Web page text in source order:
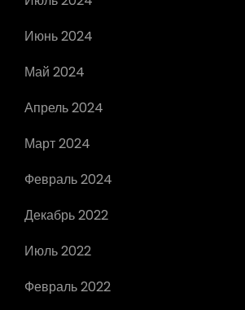
Июнь 2024
Май 2024
Апрель 2024
Март 2024
Февраль 2024
Декабрь 2022
Июль 2022
Февраль 2022